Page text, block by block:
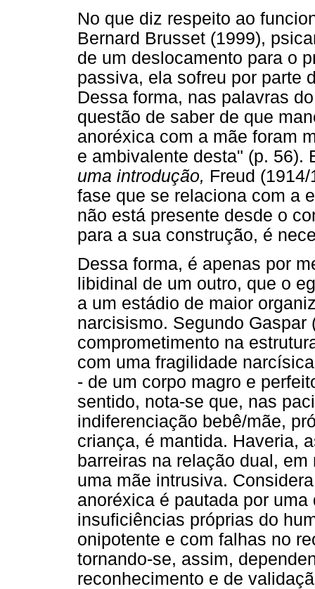
No que diz respeito ao
Bernard Brusset (1999),
de um deslocamento para o
passiva, ela sofreu por parte
Dessa forma, nas palavras
questão de saber de que
anoréxica com a mãe foram
e ambivalente desta" (p. 56).
uma introdução, Freud
fase que se relaciona com a
não está presente desde o
para a sua construção, é
Dessa forma, é apenas por
libidinal de um outro, que o
a um estádio de maior
narcisismo. Segundo
comprometimento na
com uma fragilidade
- de um corpo magro e
sentido, nota-se que, nas
indiferenciação bebê/mãe,
criança, é mantida. Haveria,
barreiras na relação dual,
uma mãe intrusiva.
anoréxica é pautada por
insuficiências próprias do
onipotente e com falhas no
tornando-se, assim,
reconhecimento e de